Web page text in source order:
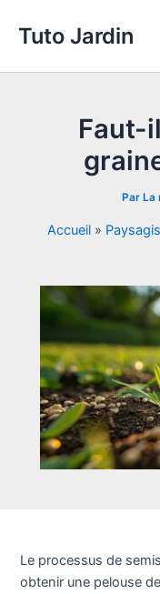
Tuto Jardin
Faut-
Par La
Accueil»
Le processus de
obtenir une pelouse